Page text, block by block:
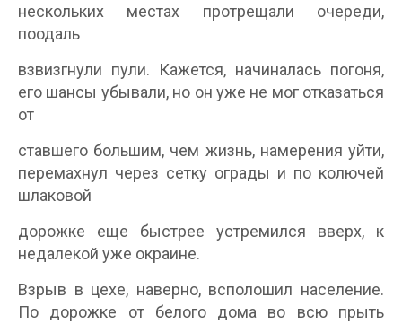
нескольких местах протрещали очереди,
поодаль
взвизгнули пули. Кажется, начиналась погоня,
его шансы убывали, но он уже не мог отказаться
от
ставшего большим, чем жизнь, намерения уйти,
перемахнул через сетку ограды и по колючей
шлаковой
дорожке еще быстрее устремился вверх, к
недалекой уже окраине.
Взрыв в цехе, наверно, всполошил население.
По дорожке от белого дома во всю прыть